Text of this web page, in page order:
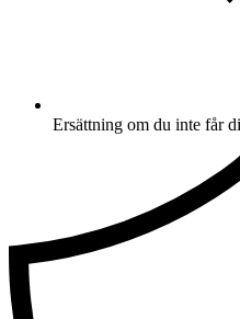
Ersättning om du inte får